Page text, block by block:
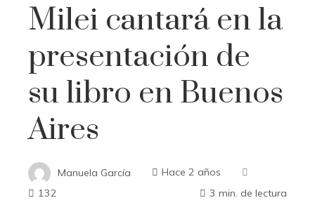
Milei cantará en la
presentación de
su libro en Buenos
Aires
Manuela García
Hace 2 años
132
3 min. de lectura